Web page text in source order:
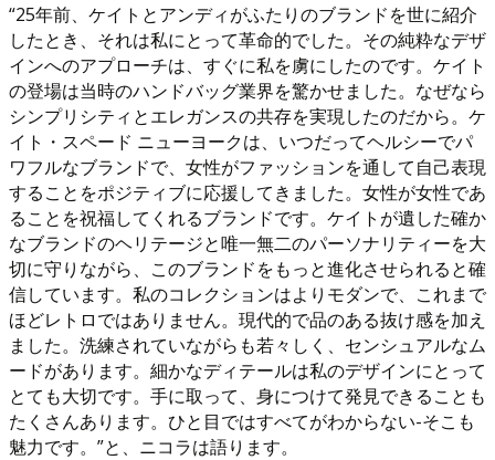
“25年前、ケイトとアンディがふたりのブランドを世に紹介
したとき、それは私にとって革命的でした。その純粋なデザ
インへのアプローチは、すぐに私を虜にしたのです。ケイト
の登場は当時のハンドバッグ業界を驚かせました。なぜなら
シンプリシティとエレガンスの共存を実現したのだから。ケ
イト・スペード ニューヨークは、いつだってヘルシーでパ
ワフルなブランドで、女性がファッションを通して自己表現
することをポジティブに応援してきました。女性が女性であ
ることを祝福してくれるブランドです。ケイトが遺した確か
なブランドのヘリテージと唯一無二のパーソナリティーを大
切に守りながら、このブランドをもっと進化させられると確
信しています。私のコレクションはよりモダンで、これまで
ほどレトロではありません。現代的で品のある抜け感を加え
ました。洗練されていながらも若々しく、センシュアルなム
ードがあります。細かなディテールは私のデザインにとって
とても大切です。手に取って、身につけて発見できることも
たくさんあります。ひと目ではすべてがわからない-そこも
魅力です。”と、ニコラは語ります。